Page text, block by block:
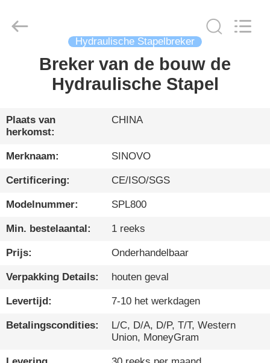
HUIS
VR-
SHOW
ONGEVEER
FABRIEKSREIS
KWALITEITSCONTROLE
CONTACTEER
Heavy
Industry
Hydraulische Stapelbreker
Breker van de bouw de
Hydraulische Stapel
Plaats van
herkomst:
CHINA
Merknaam: SINOVO
Certificering: CE/ISO/SGS
Modelnummer: SPL800
Min. bestelaantal: 1 reeks
Prijs: Onderhandelbaar
Verpakking Details: houten geval
Levertijd: 7-10 het werkdagen
Betalingscondities:
L/C, D/A, D/P, T/T, Western
Union, MoneyGram